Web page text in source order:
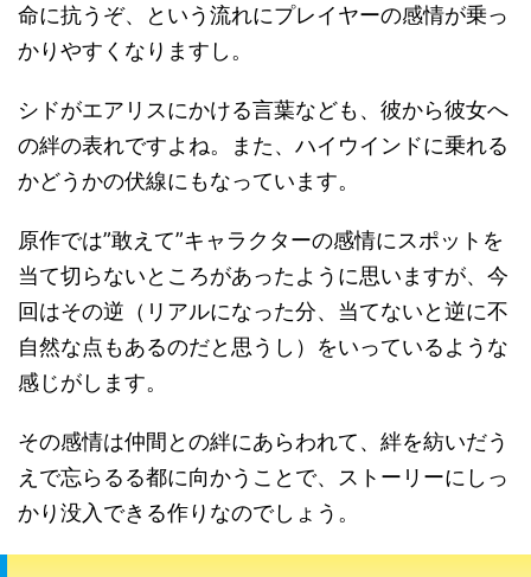
命に抗うぞ、という流れにプレイヤーの感情が乗っ
かりやすくなりますし。
シドがエアリスにかける言葉なども、彼から彼女へ
の絆の表れですよね。また、ハイウインドに乗れる
かどうかの伏線にもなっています。
原作では”敢えて”キャラクターの感情にスポットを
当て切らないところがあったように思いますが、今
回はその逆（リアルになった分、当てないと逆に不
自然な点もあるのだと思うし）をいっているような
感じがします。
その感情は仲間との絆にあらわれて、絆を紡いだう
えで忘らるる都に向かうことで、ストーリーにしっ
かり没入できる作りなのでしょう。